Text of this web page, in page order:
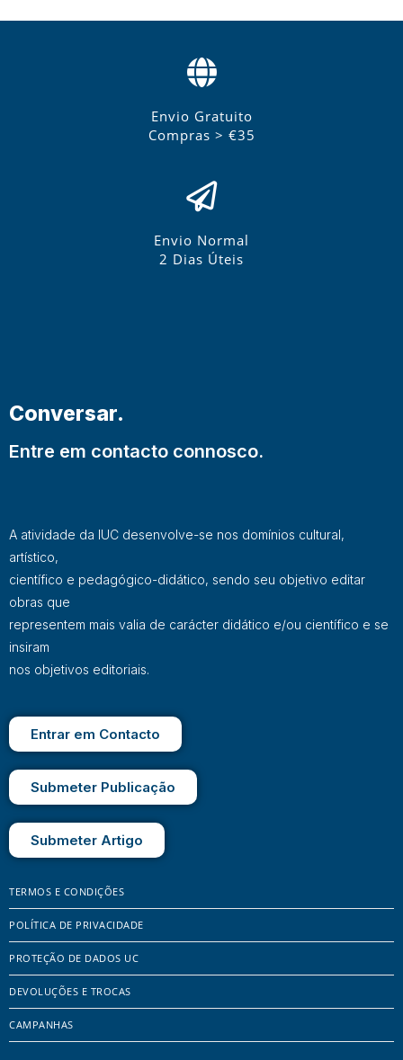
Envio Gratuito
Compras > €35
Envio Normal
2 Dias Úteis
Conversar.
Entre em contacto connosco.
A atividade da IUC desenvolve-se nos domínios cultural,
artístico,
científico e pedagógico-didático, sendo seu objetivo editar
obras que
representem mais valia de carácter didático e/ou científico e se
insiram
nos objetivos editoriais.
Entrar em Contacto
Submeter Publicação
Submeter Artigo
TERMOS E CONDIÇÕES
POLÍTICA DE PRIVACIDADE
PROTEÇÃO DE DADOS UC
DEVOLUÇÕES E TROCAS
CAMPANHAS